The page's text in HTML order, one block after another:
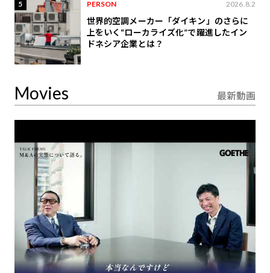
5 PERSON 2026.8.2
世界的空調メーカー「ダイキン」のさらに
上をいく“ローカライズ化”で躍進したイン
ドネシア企業とは？
Movies 最新動画